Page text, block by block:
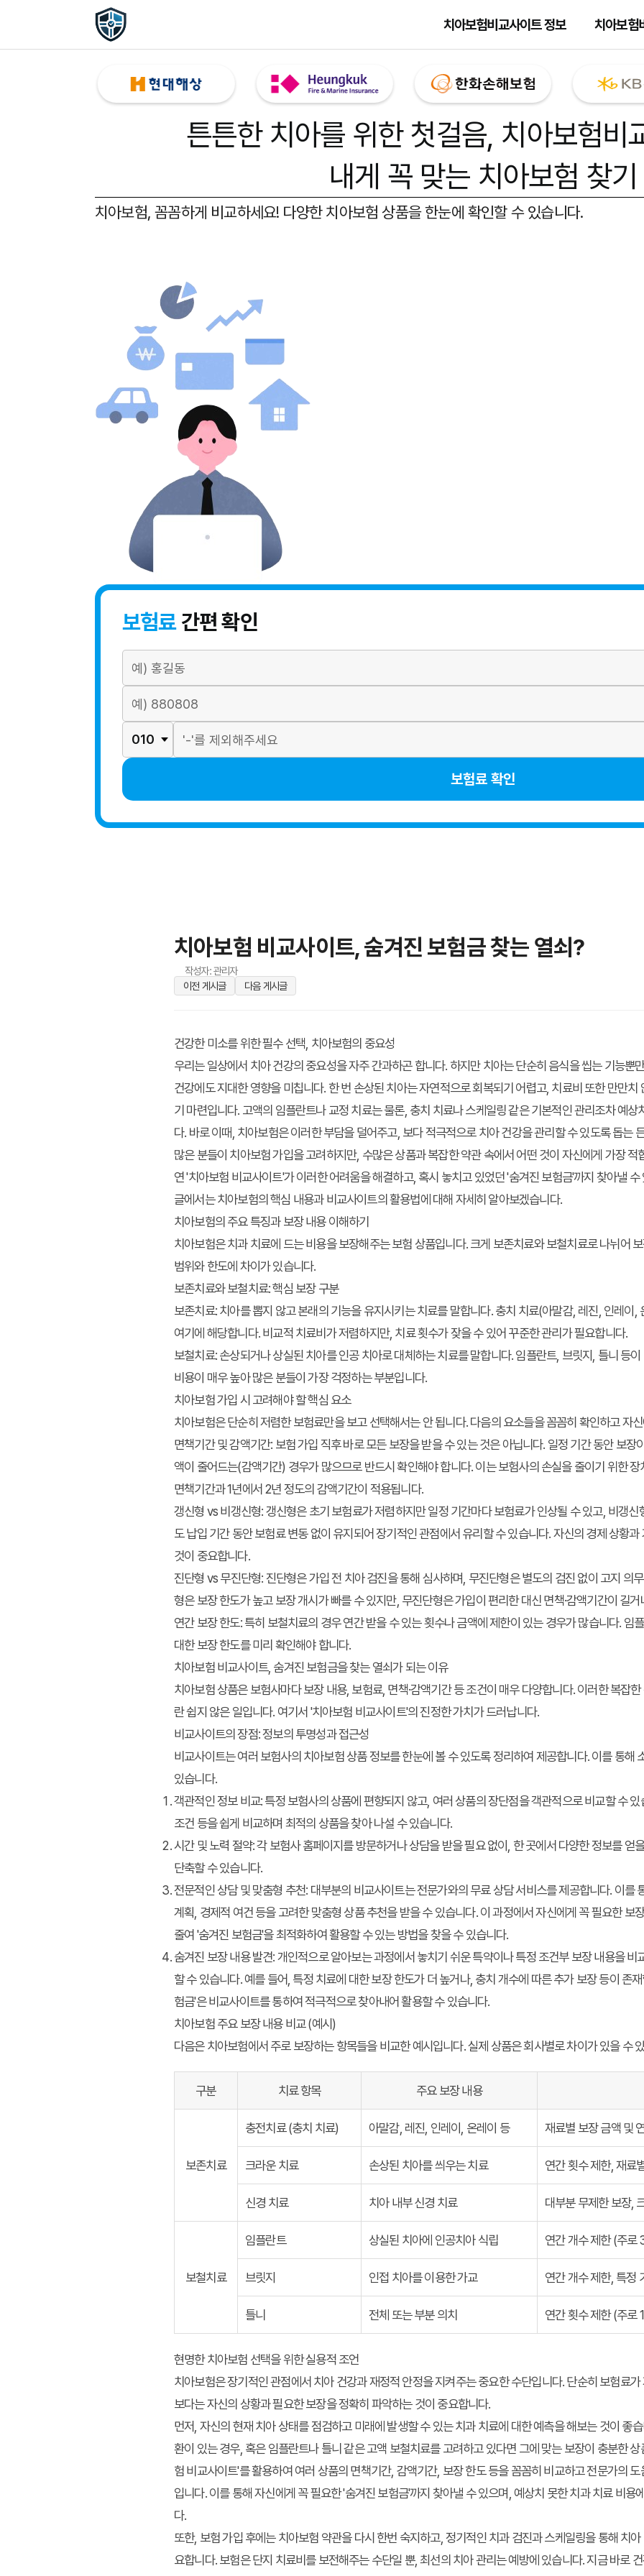
치아보험비교사이트 정보 치아보험
튼튼한 치아를 위한 첫걸음, 치아보험비
내게 꼭 맞는 치아보험 찾기
치아보험, 꼼꼼하게 비교하세요! 다양한 치아보험 상품을 한눈에 확인할 수 있습니다.
보험료간편 확인
보험료 확인
치아보험 비교사이트, 숨겨진 보험금 찾는 열쇠?
작성자: 관리자
이전 게시글
다음 게시글
건강한 미소를 위한 필수 선택, 치아보험의 중요성
우리는 일상에서 치아 건강의 중요성을 자주 간과하곤 합니다. 하지만 치아는 단순히 음식을 씹는 기능뿐
건강에도 지대한 영향을 미칩니다. 한 번 손상된 치아는 자연적으로 회복되기 어렵고, 치료비 또한 만만치
기 마련입니다. 고액의 임플란트나 교정 치료는 물론, 충치 치료나 스케일링 같은 기본적인 관리조차 예상
다. 바로 이때, 치아보험은 이러한 부담을 덜어주고, 보다 적극적으로 치아 건강을 관리할 수 있도록 돕는
많은 분들이 치아보험 가입을 고려하지만, 수많은 상품과 복잡한 약관 속에서 어떤 것이 자신에게 가장
연 '치아보험 비교사이트'가 이러한 어려움을 해결하고, 혹시 놓치고 있었던 '숨겨진 보험금'까지 찾아낼
글에서는 치아보험의 핵심 내용과 비교사이트의 활용법에 대해 자세히 알아보겠습니다.
치아보험의 주요 특징과 보장 내용 이해하기
치아보험은 치과 치료에 드는 비용을 보장해주는 보험 상품입니다. 크게 보존치료와 보철치료로 나뉘어
범위와 한도에 차이가 있습니다.
보존치료와 보철치료: 핵심 보장 구분
보존치료: 치아를 뽑지 않고 본래의 기능을 유지시키는 치료를 말합니다. 충치 치료(아말감, 레진, 인레이,
여기에 해당합니다. 비교적 치료비가 저렴하지만, 치료 횟수가 잦을 수 있어 꾸준한 관리가 필요합니다.
보철치료: 손상되거나 상실된 치아를 인공 치아로 대체하는 치료를 말합니다. 임플란트, 브릿지, 틀니 등
비용이 매우 높아 많은 분들이 가장 걱정하는 부분입니다.
치아보험 가입 시 고려해야 할 핵심 요소
치아보험은 단순히 저렴한 보험료만을 보고 선택해서는 안 됩니다. 다음의 요소들을 꼼꼼히 확인하고 자
면책기간 및 감액기간: 보험 가입 직후 바로 모든 보장을 받을 수 있는 것은 아닙니다. 일정 기간 동안 보
액이 줄어드는(감액기간) 경우가 많으므로 반드시 확인해야 합니다. 이는 보험사의 손실을 줄이기 위한
면책기간과 1년에서 2년 정도의 감액기간이 적용됩니다.
갱신형 vs 비갱신형: 갱신형은 초기 보험료가 저렴하지만 일정 기간마다 보험료가 인상될 수 있고, 비갱
도 납입 기간 동안 보험료 변동 없이 유지되어 장기적인 관점에서 유리할 수 있습니다. 자신의 경제 상황
것이 중요합니다.
진단형 vs 무진단형: 진단형은 가입 전 치아 검진을 통해 심사하며, 무진단형은 별도의 검진 없이 고지 의
형은 보장 한도가 높고 보장 개시가 빠를 수 있지만, 무진단형은 가입이 편리한 대신 면책·감액기간이 길
연간 보장 한도: 특히 보철치료의 경우 연간 받을 수 있는 횟수나 금액에 제한이 있는 경우가 많습니다. 임
대한 보장 한도를 미리 확인해야 합니다.
치아보험 비교사이트, 숨겨진 보험금을 찾는 열쇠가 되는 이유
치아보험 상품은 보험사마다 보장 내용, 보험료, 면책·감액기간 등 조건이 매우 다양합니다. 이러한 복잡
란 쉽지 않은 일입니다. 여기서 '치아보험 비교사이트'의 진정한 가치가 드러납니다.
비교사이트의 장점: 정보의 투명성과 접근성
비교사이트는 여러 보험사의 치아보험 상품 정보를 한눈에 볼 수 있도록 정리하여 제공합니다. 이를 통해
있습니다.
객관적인 정보 비교: 특정 보험사의 상품에 편향되지 않고, 여러 상품의 장단점을 객관적으로 비교할 수
조건 등을 쉽게 비교하며 최적의 상품을 찾아 나설 수 있습니다.
시간 및 노력 절약: 각 보험사 홈페이지를 방문하거나 상담을 받을 필요 없이, 한 곳에서 다양한 정보를 얻
단축할 수 있습니다.
전문적인 상담 및 맞춤형 추천: 대부분의 비교사이트는 전문가와의 무료 상담 서비스를 제공합니다. 이를
계획, 경제적 여건 등을 고려한 맞춤형 상품 추천을 받을 수 있습니다. 이 과정에서 자신에게 꼭 필요한 보
줄여 '숨겨진 보험금'을 최적화하여 활용할 수 있는 방법을 찾을 수 있습니다.
숨겨진 보장 내용 발견: 개인적으로 알아보는 과정에서 놓치기 쉬운 특약이나 특정 조건부 보장 내용을 비
할 수 있습니다. 예를 들어, 특정 치료에 대한 보장 한도가 더 높거나, 충치 개수에 따른 추가 보장 등이 존
험금'은 비교사이트를 통하여 적극적으로 찾아내어 활용할 수 있습니다.
치아보험 주요 보장 내용 비교 (예시)
다음은 치아보험에서 주로 보장하는 항목들을 비교한 예시입니다. 실제 상품은 회사별로 차이가 있을 수
구분 치료 항목 주요 보장 내용
보존치료
충전치료 (충치 치료) 아말감, 레진, 인레이, 온레이 등 재료별 보장 금액 및
크라운 치료 손상된 치아를 씌우는 치료 연간 횟수 제한, 재료
신경 치료 치아 내부 신경 치료 대부분 무제한 보장,
보철치료
임플란트 상실된 치아에 인공치아 식립 연간 개수 제한 (주로
브릿지 인접 치아를 이용한 가교 연간 개수 제한, 특정
틀니 전체 또는 부분 의치 연간 횟수 제한 (주로
현명한 치아보험 선택을 위한 실용적 조언
치아보험은 장기적인 관점에서 치아 건강과 재정적 안정을 지켜주는 중요한 수단입니다. 단순히 보험료
보다는 자신의 상황과 필요한 보장을 정확히 파악하는 것이 중요합니다.
먼저, 자신의 현재 치아 상태를 점검하고 미래에 발생할 수 있는 치과 치료에 대한 예측을 해보는 것이 좋
환이 있는 경우, 혹은 임플란트나 틀니 같은 고액 보철치료를 고려하고 있다면 그에 맞는 보장이 충분한
험 비교사이트'를 활용하여 여러 상품의 면책기간, 감액기간, 보장 한도 등을 꼼꼼히 비교하고 전문가의
입니다. 이를 통해 자신에게 꼭 필요한 '숨겨진 보험금'까지 찾아낼 수 있으며, 예상치 못한 치과 치료 비용
다.
또한, 보험 가입 후에는 치아보험 약관을 다시 한번 숙지하고, 정기적인 치과 검진과 스케일링을 통해 치
요합니다. 보험은 단지 치료비를 보전해주는 수단일 뿐, 최선의 치아 관리는 예방에 있습니다. 지금 바로